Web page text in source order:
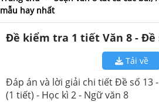
mẫu hay nhất
Đề kiểm tra 1 tiết Văn 8 - Đề
Tải về
Đáp án và lời giải chi tiết Đề số 13
(1 tiết) - Học kì 2 - Ngữ văn 8